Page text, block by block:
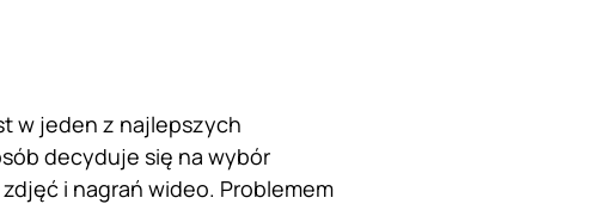
w jeden z najlepszych
decyduje się na wybór
i nagrań wideo. Problemem